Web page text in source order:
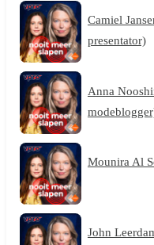
Camiel
presentator)
Anna
Mounira Al
John